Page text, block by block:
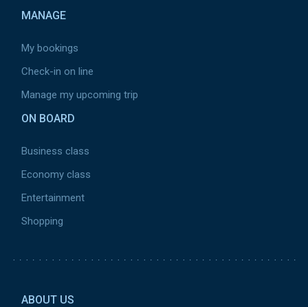
MANAGE
My bookings
Check-in on line
Manage my upcoming trip
ON BOARD
Business class
Economy class
Entertainment
Shopping
ABOUT US